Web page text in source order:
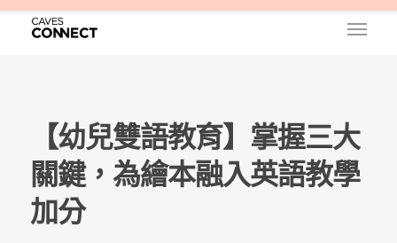
【幼兒雙語教育】掌握三大
關鍵，為繪本融入英語教學
加分